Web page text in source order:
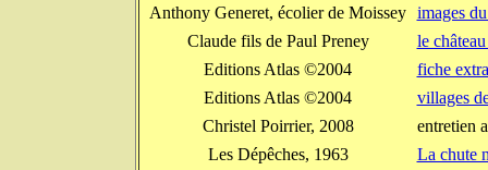
Anthony Generet, écolier de Moissey images
Claude fils de Paul Preney
le
Editions Atlas ©2004
fiche
Editions Atlas ©2004
villages
Christel Poirrier, 2008
entretien
Les Dépêches, 1963
La chute